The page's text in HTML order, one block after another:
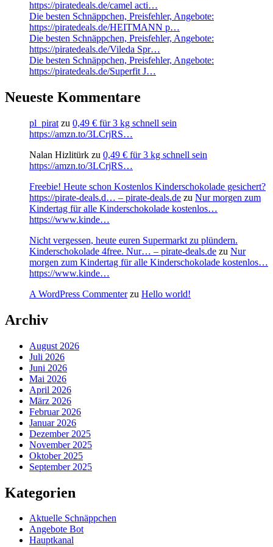
https://piratedeals.de/camel acti…
Die besten Schnäppchen, Preisfehler, Angebote:
https://piratedeals.de/HEITMANN p…
Die besten Schnäppchen, Preisfehler, Angebote:
https://piratedeals.de/Vileda Spr…
Die besten Schnäppchen, Preisfehler, Angebote:
https://piratedeals.de/Superfit J…
Neueste Kommentare
pl_pirat zu 0,49 € für 3 kg schnell sein
https://amzn.to/3LCrjRS…
Nalan Hizlitürk zu 0,49 € für 3 kg schnell sein
https://amzn.to/3LCrjRS…
Freebie! Heute schon Kostenlos Kinderschokolade gesichert?
https://pirate-deals.d… – pirate-deals.de zu Nur morgen zum
Kindertag für alle Kinderschokolade kostenlos…
https://www.kinde…
Nicht vergessen, heute euren Supermarkt zu plündern.
Kinderschokolade 4free. Nur… – pirate-deals.de zu Nur
morgen zum Kindertag für alle Kinderschokolade kostenlos…
https://www.kinde…
A WordPress Commenterzu Hello world!
Archiv
August 2026
Juli 2026
Juni 2026
Mai 2026
April 2026
März 2026
Februar 2026
Januar 2026
Dezember 2025
November 2025
Oktober 2025
September 2025
Kategorien
Aktuelle Schnäppchen
Angebote Bot
Hauptkanal